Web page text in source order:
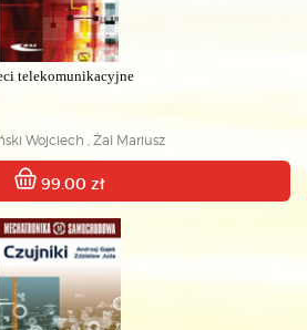
telekomunikacyjne
Wojciech , Żal Mariusz
99.00 zł